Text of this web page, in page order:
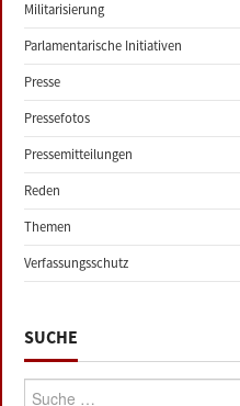
Militarisierung
Parlamentarische Initiativen
Presse
Pressefotos
Pressemitteilungen
Reden
Themen
Verfassungsschutz
SUCHE
Suche: